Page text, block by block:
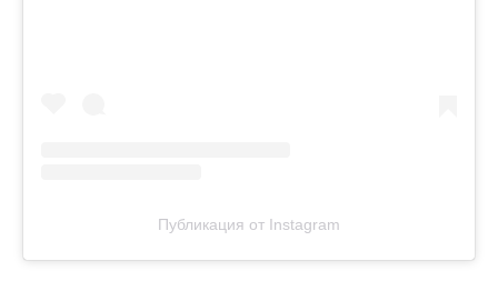
Публикация от Instagram